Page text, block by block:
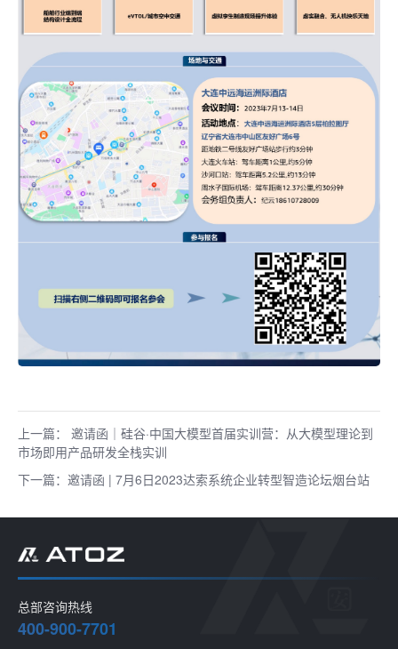
上一篇： 邀请函｜硅谷·中国大模型首届实训营：从大模型理论到
市场即用产品研发全栈实训
下一篇：邀请函 | 7月6日2023达索系统企业转型智造论坛烟台站
总部咨询热线
400-900-7701